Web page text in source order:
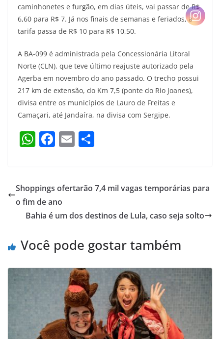
caminhonetes e furgão, em dias úteis, vai passar de R$
6,60 para R$ 7. Já nos finais de semanas e feriados, a
tarifa passa de R$ 10 para R$ 10,50.
A BA-099 é administrada pela Concessionária Litoral
Norte (CLN), que teve último reajuste autorizado pela
Agerba em novembro do ano passado. O trecho possui
217 km de extensão, do Km 7,5 (ponte do Rio Joanes),
divisa entre os municípios de Lauro de Freitas e
Camaçari, até Jandaíra, na divisa com Sergipe.
W
s
A
p
F
e
b
o
k
E
l e
Shoppings ofertarão 7,4 mil vagas temporárias para
o fim de ano
Bahia é um dos destinos de Lula, caso seja solto
Você pode gostar também